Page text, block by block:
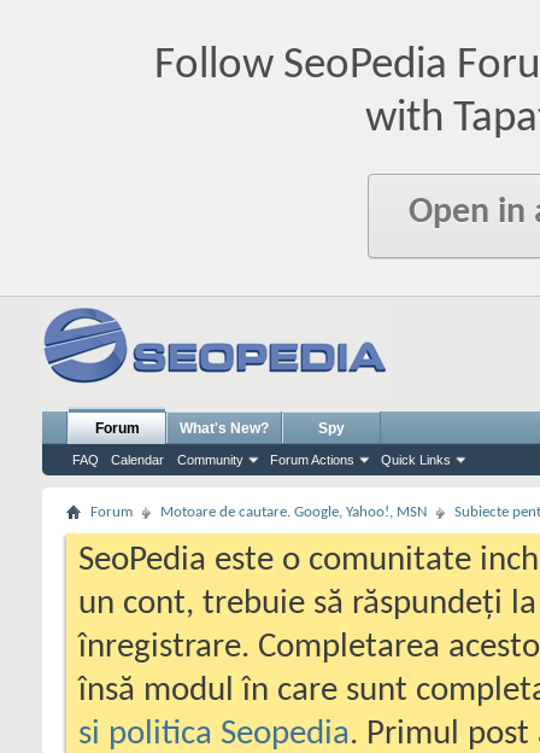
Follow SeoPedia
with
Open in
Forum
FAQ Calendar Community Forum Actions Quick Links
What's New? Spy
Forum Motoare de cautare. Google, Yahoo!, MSN Subiecte
SeoPedia este o comunitate
un cont, trebuie să răspundeți
înregistrare. Completarea
însă modul în care sunt
si politica Seopedia. Primul